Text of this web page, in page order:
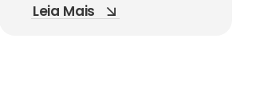
Leia Mais